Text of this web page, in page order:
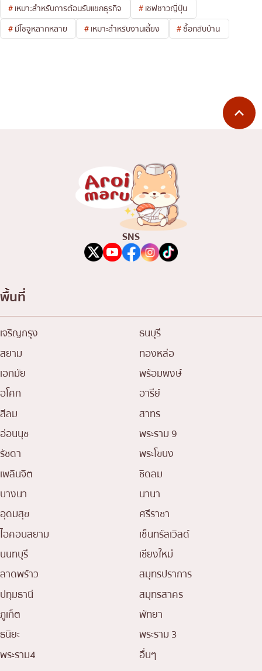
เหมาะสำหรับการต้อนรับแขกธุรกิจ
เชฟชาวญี่ปุ่น
มีโชจูหลากหลาย
เหมาะสำหรับงานเลี้ยง ซื้อกลับบ้าน
SNS
พื้นที่
เจริญกรุง
ธนบุรี
สยาม
ทองหล่อ
เอกมัย
พร้อมพงษ์
อโศก
อารีย์
สีลม
สาทร
อ่อนนุช
พระราม 9
รัชดา
พระโขนง
เพลินจิต
ชิดลม
บางนา
นานา
อุดมสุข
ศรีราชา
ไอคอนสยาม
เซ็นทรัลเวิลด์
นนทบุรี
เชียงใหม่
ลาดพร้าว
สมุทรปราการ
ปทุมธานี
สมุทรสาคร
ภูเก็ต
พัทยา
ธนิยะ
พระราม 3
พระราม4
อื่นๆ